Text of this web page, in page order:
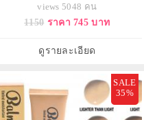
ได้ สำหรับคนที่ชอบแนวสีแทนยอด
นิยมกับการทำเฉดดิ้งให้หน้าเล็ก
ไม่ต้องศัลยกรรมสีน้ำตาลวิ้งนิดๆ
เพื่อให้ผิวดูสุขภาพดีย
views 5048 คน
1150 ราคา 745 บาท
ดูรายละเอียด
SALE
35%